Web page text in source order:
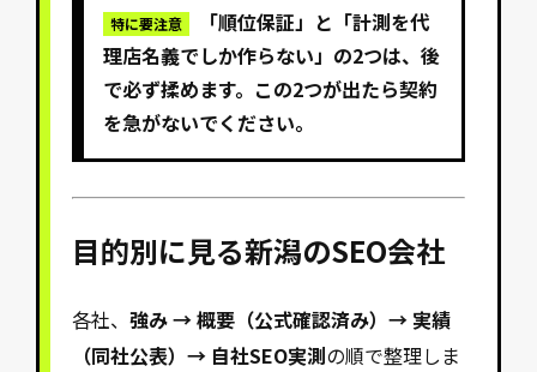
特に要注意
「順位保証」と「計測を代
理店名義でしか作らない」の2つは、後
で必ず揉めます。この2つが出たら契約
を急がないでください。
目的別に見る新潟のSEO会社
各社、強み → 概要（公式確認済み）→ 実績
（同社公表）→ 自社SEO実測の順で整理しま